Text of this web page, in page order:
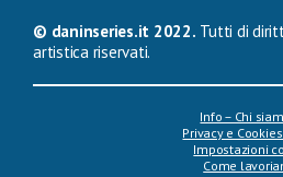
© daninseries.it 2022. Tutti di
artistica riservati.
Info – Chi
Privacy e
Impostazioni
Come